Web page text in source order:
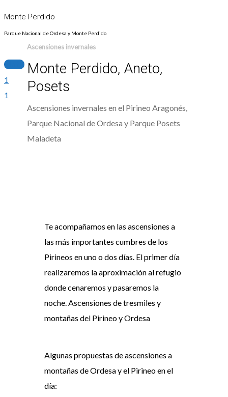
Monte Perdido
Parque Nacional de Ordesa y Monte Perdido
+info
1
1
Ascensiones invernales
Monte Perdido, Aneto,
Posets
Ascensiones invernales en el Pirineo Aragonés,
Parque Nacional de Ordesa y Parque Posets
Maladeta
Te acompañamos en las ascensiones a
las más importantes cumbres de los
Pirineos en uno o dos días. El primer día
realizaremos la aproximación al refugio
donde cenaremos y pasaremos la
noche. Ascensiones de tresmiles y
montañas del Pirineo y Ordesa
Algunas propuestas de ascensiones a
montañas de Ordesa y el Pirineo en el
día: